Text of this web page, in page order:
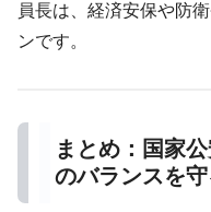
員長は、経済安保や防
ンです。
まとめ：国家
のバランスを